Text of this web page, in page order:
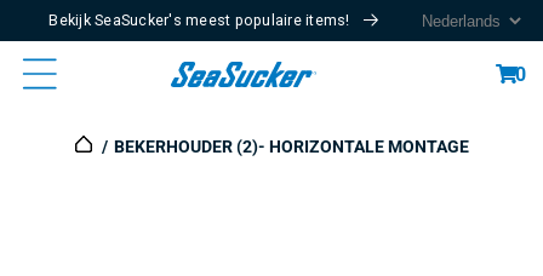
Content
Bekijk SeaSucker's meest populaire items!
Cart0
BEKERHOUDER (2)- HORIZONTALE MONTAGE